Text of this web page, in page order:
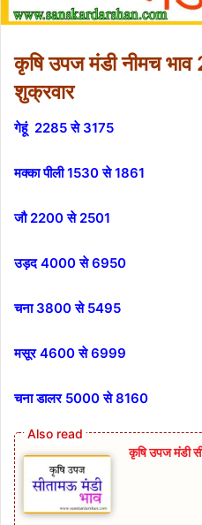
कृषि उपज मंडी नीमच
शुक्रवार
गेहूं ‌ 2285 से 3175
मक्का पीली 1530 से 1861
जौ 2200 से 2501
उड़द 4000 से 6950
चना 3800 से 5495
मसूर 4600 से 6999
चना डालर 5000 से 8160
कृषि उपज मंडी